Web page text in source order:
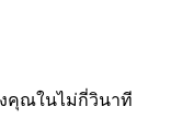
คุณในไม่กี่วินาที